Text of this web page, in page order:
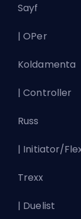
Sayf
| OPer
Koldamenta
| Controller
Russ
| Initiator/
Trexx
| Duelist